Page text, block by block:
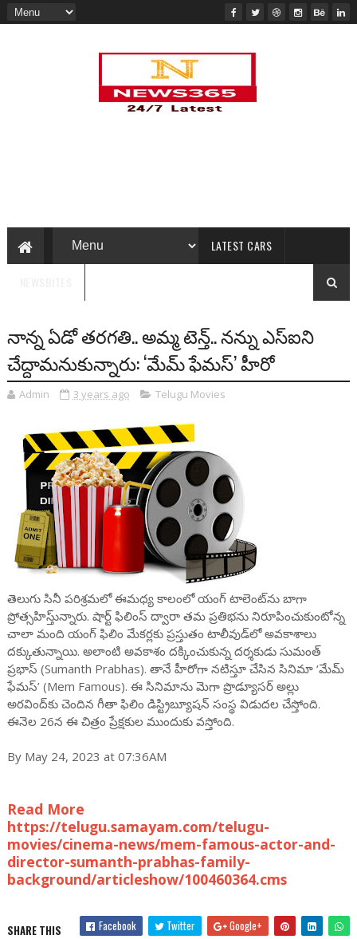
LATEST CARS
నాన్న ఏడో తరగతి.. అమ్మ టెన్త్.. నన్ను ఎస్‌ఐని
చేద్దామనుకున్నారు: ‘మేమ్ ఫేమస్’ హీరో
Admin 3 years ago Telugu Movies
తెలుగు సినీ పరిశ్రమలో ఈమధ్య కాలంలో యంగ్ టాలెంట్‌ను బాగా
ప్రోత్సహిస్తు్న్నారు. షార్ట్ ఫిలింస్ ద్వారా తమ ప్రతిభను నిరూపించుకుంటోన్న
చాలా మంది యంగ్ ఫిలిం మేకర్లకు ప్రస్తుతం టాలీవుడ్‌లో అవకాశాలు
దక్కుతున్నాయి. అలాంటి అవకాశం దక్కించుకున్న దర్శకుడు సుమంత్
ప్రభాస్ (Sumanth Prabhas). తానే హీరోగా నటిస్తూ చేసిన సినిమా ‘మేమ్
ఫేమస్’ (Mem Famous). ఈ సినిమాను మెగా ప్రొడ్యూసర్ అల్లు
అరవింద్‌కు చెందిన గీతా ఫిలిం డిస్ట్రిబ్యూషన్ సంస్థ విడుదల చేస్తోంది.
ఈనెల 26న ఈ చిత్రం ప్రేక్షకుల ముందుకు వస్తోంది.
By May 24, 2023 at 07:36AM
Read More
https://telugu.samayam.com/telugu-
movies/cinema-news/mem-famous-actor-and-
director-sumanth-prabhas-family-
background/articleshow/100460364.cms
SHARE THIS Facebook Twitter Google+